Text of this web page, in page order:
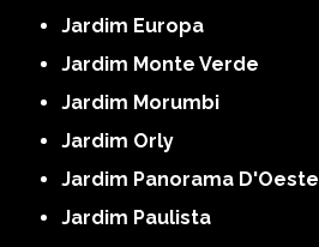
Jardim Europa
Jardim Monte Verde
Jardim Morumbi
Jardim Orly
Jardim Panorama D'Oeste
Jardim Paulista